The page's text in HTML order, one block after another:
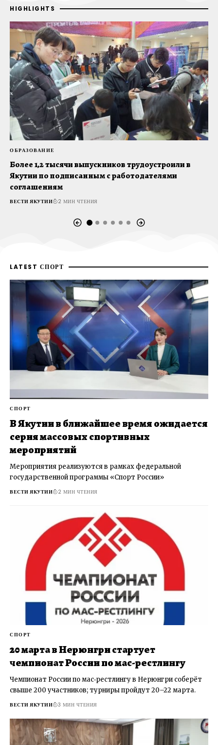
HIGHLIGHTS
ОБРАЗОВАНИЕ
Более 1,2 тысячи выпускников трудоустроили в
Якутии по подписанным с работодателями
соглашениям
ВЕСТИ ЯКУТИИ 2 МИН ЧТЕНИЯ
LATEST СПОРТ
СПОРТ
В Якутии в ближайшее время ожидается
серия массовых спортивных
мероприятий
Мероприятия реализуются в рамках федеральной
государственной программы «Спорт России»
ВЕСТИ ЯКУТИИ 2 МИН ЧТЕНИЯ
СПОРТ
20 марта в Нерюнгри стартует
чемпионат России по мас-рестлингу
Чемпионат России по мас‑рестлингу в Нерюнгри соберёт
свыше 200 участников; турниры пройдут 20–22 марта.
ВЕСТИ ЯКУТИИ 3 МИН ЧТЕНИЯ